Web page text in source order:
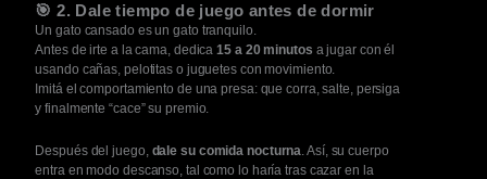
🎯 2. Dale tiempo de juego antes de dormir
Un gato cansado es un gato tranquilo.
Antes de irte a la cama, dedica15 a 20 minutos a jugar con él
usando cañas, pelotitas o juguetes con movimiento.
Imitá el comportamiento de una presa: que corra, salte, persiga
y finalmente “cace” su premio.
Después del juego, dale su comida nocturna. Así, su cuerpo
entra en modo descanso, tal como lo haría tras cazar en la